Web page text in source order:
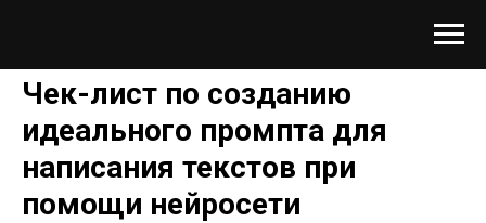
Чек-лист по созданию
идеального промпта для
написания текстов при
помощи нейросети